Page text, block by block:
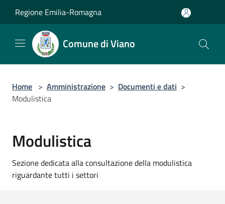
Regione Emilia-Romagna
Comune di Viano
Home > Amministrazione > Documenti e dati >
Modulistica
Modulistica
Sezione dedicata alla consultazione della modulistica
riguardante tutti i settori